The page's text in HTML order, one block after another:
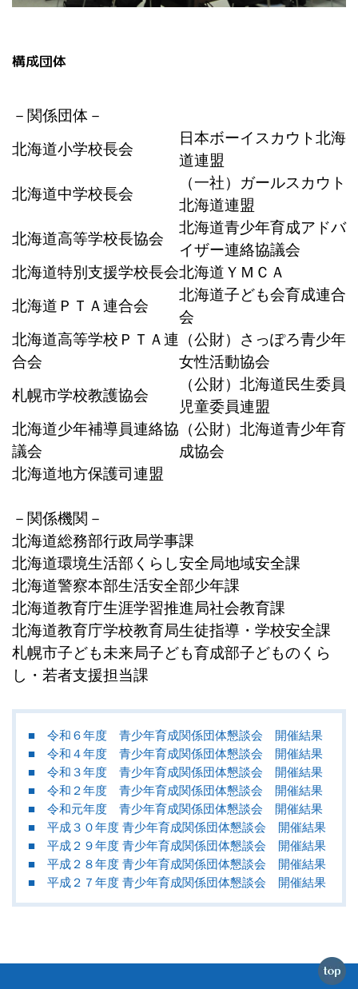
構成団体
－関係団体－
北海道小学校長会
日本ボーイスカウト北海
道連盟
北海道中学校長会
（一社）ガールスカウト
北海道連盟
北海道高等学校長協会
北海道青少年育成アドバ
イザー連絡協議会
北海道特別支援学校長会北海道ＹＭＣＡ
北海道ＰＴＡ連合会
北海道子ども会育成連合
会
北海道高等学校ＰＴＡ連
合会
（公財）さっぽろ青少年
女性活動協会
札幌市学校教護協会
（公財）北海道民生委員
児童委員連盟
北海道少年補導員連絡協
議会
（公財）北海道青少年育
成協会
北海道地方保護司連盟
－関係機関－
北海道総務部行政局学事課
北海道環境生活部くらし安全局地域安全課
北海道警察本部生活安全部少年課
北海道教育庁生涯学習推進局社会教育課
北海道教育庁学校教育局生徒指導・学校安全課
札幌市子ども未来局子ども育成部子どものくら
し・若者支援担当課
■ 令和６年度 青少年育成関係団体懇談会 開催結果
■ 令和４年度 青少年育成関係団体懇談会 開催結果
■ 令和３年度 青少年育成関係団体懇談会 開催結果
■ 令和２年度 青少年育成関係団体懇談会 開催結果
■ 令和元年度 青少年育成関係団体懇談会 開催結果
■ 平成３０年度 青少年育成関係団体懇談会 開催結果
■ 平成２９年度 青少年育成関係団体懇談会 開催結果
■ 平成２８年度 青少年育成関係団体懇談会 開催結果
■ 平成２７年度 青少年育成関係団体懇談会 開催結果